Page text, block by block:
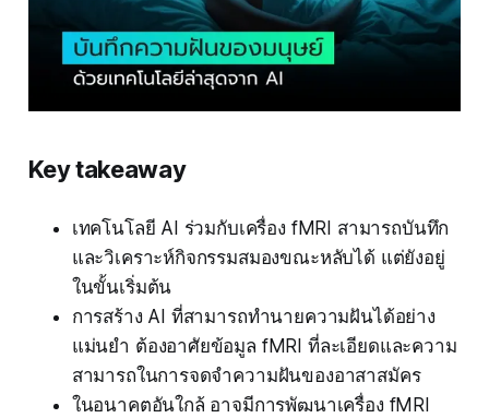
Key takeaway
เทคโนโลยี AI ร่วมกับเครื่อง fMRI สามารถบันทึก
และวิเคราะห์กิจกรรมสมองขณะหลับได้ แต่ยังอยู่
ในขั้นเริ่มต้น
การสร้าง AI ที่สามารถทำนายความฝันได้อย่าง
แม่นยำ ต้องอาศัยข้อมูล fMRI ที่ละเอียดและความ
สามารถในการจดจำความฝันของอาสาสมัคร
ในอนาคตอันใกล้ อาจมีการพัฒนาเครื่อง fMRI